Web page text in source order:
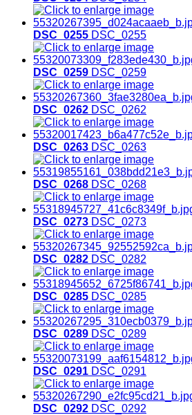
DSC_0255 DSC_0255
DSC_0259 DSC_0259
DSC_0262 DSC_0262
DSC_0263 DSC_0263
DSC_0268 DSC_0268
DSC_0273 DSC_0273
DSC_0282 DSC_0282
DSC_0285 DSC_0285
DSC_0289 DSC_0289
DSC_0291 DSC_0291
DSC_0292 DSC_0292